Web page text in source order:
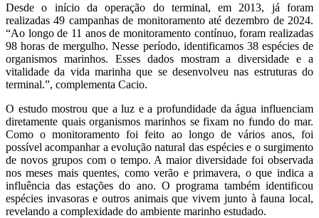
Desde o início da operação do terminal, em 2013, já foram
realizadas 49 campanhas de monitoramento até dezembro de 2024.
“Ao longo de 11 anos de monitoramento contínuo, foram realizadas
98 horas de mergulho. Nesse período, identificamos 38 espécies de
organismos marinhos. Esses dados mostram a diversidade e a
vitalidade da vida marinha que se desenvolveu nas estruturas do
terminal.”, complementa Cacio.
O estudo mostrou que a luz e a profundidade da água influenciam
diretamente quais organismos marinhos se fixam no fundo do mar.
Como o monitoramento foi feito ao longo de vários anos, foi
possível acompanhar a evolução natural das espécies e o surgimento
de novos grupos com o tempo. A maior diversidade foi observada
nos meses mais quentes, como verão e primavera, o que indica a
influência das estações do ano. O programa também identificou
espécies invasoras e outros animais que vivem junto à fauna local,
revelando a complexidade do ambiente marinho estudado.